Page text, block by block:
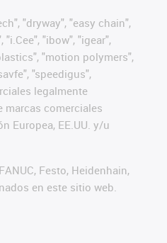
"dryway", "easy chain",
"ibow", "igear",
"motion polymers",
"speedigus",
legalmente
comerciales
Europea, EE.UU. y/u
Festo, Heidenhain,
en este sitio web.